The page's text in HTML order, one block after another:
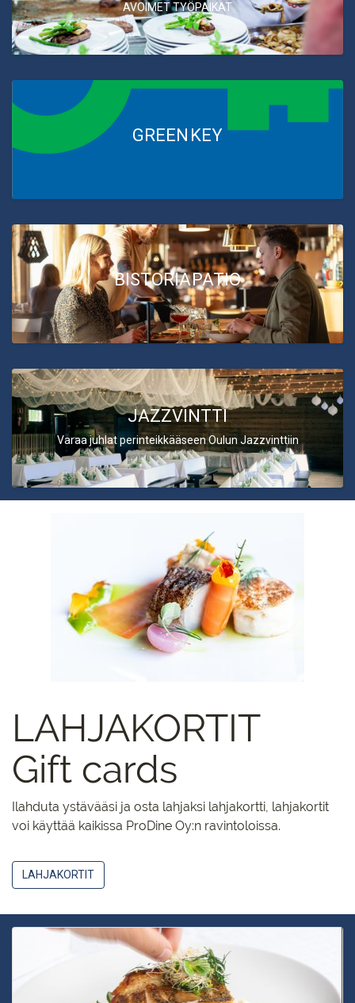
AVOIMET TYÖPAIKAT
GREEN KEY
BISTORIA PATIO
JAZZVINTTI
Varaa juhlat perinteikkääseen Oulun Jazzvinttiin
LAHJAKORTIT
Gift cards
Ilahduta ystävääsi ja osta lahjaksi lahjakortti, lahjakortit
voi käyttää kaikissa ProDine Oy:n ravintoloissa.
LAHJAKORTIT